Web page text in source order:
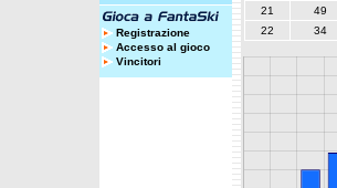
Registrazione
Accesso al gioco
Vincitori
21
49
22
34